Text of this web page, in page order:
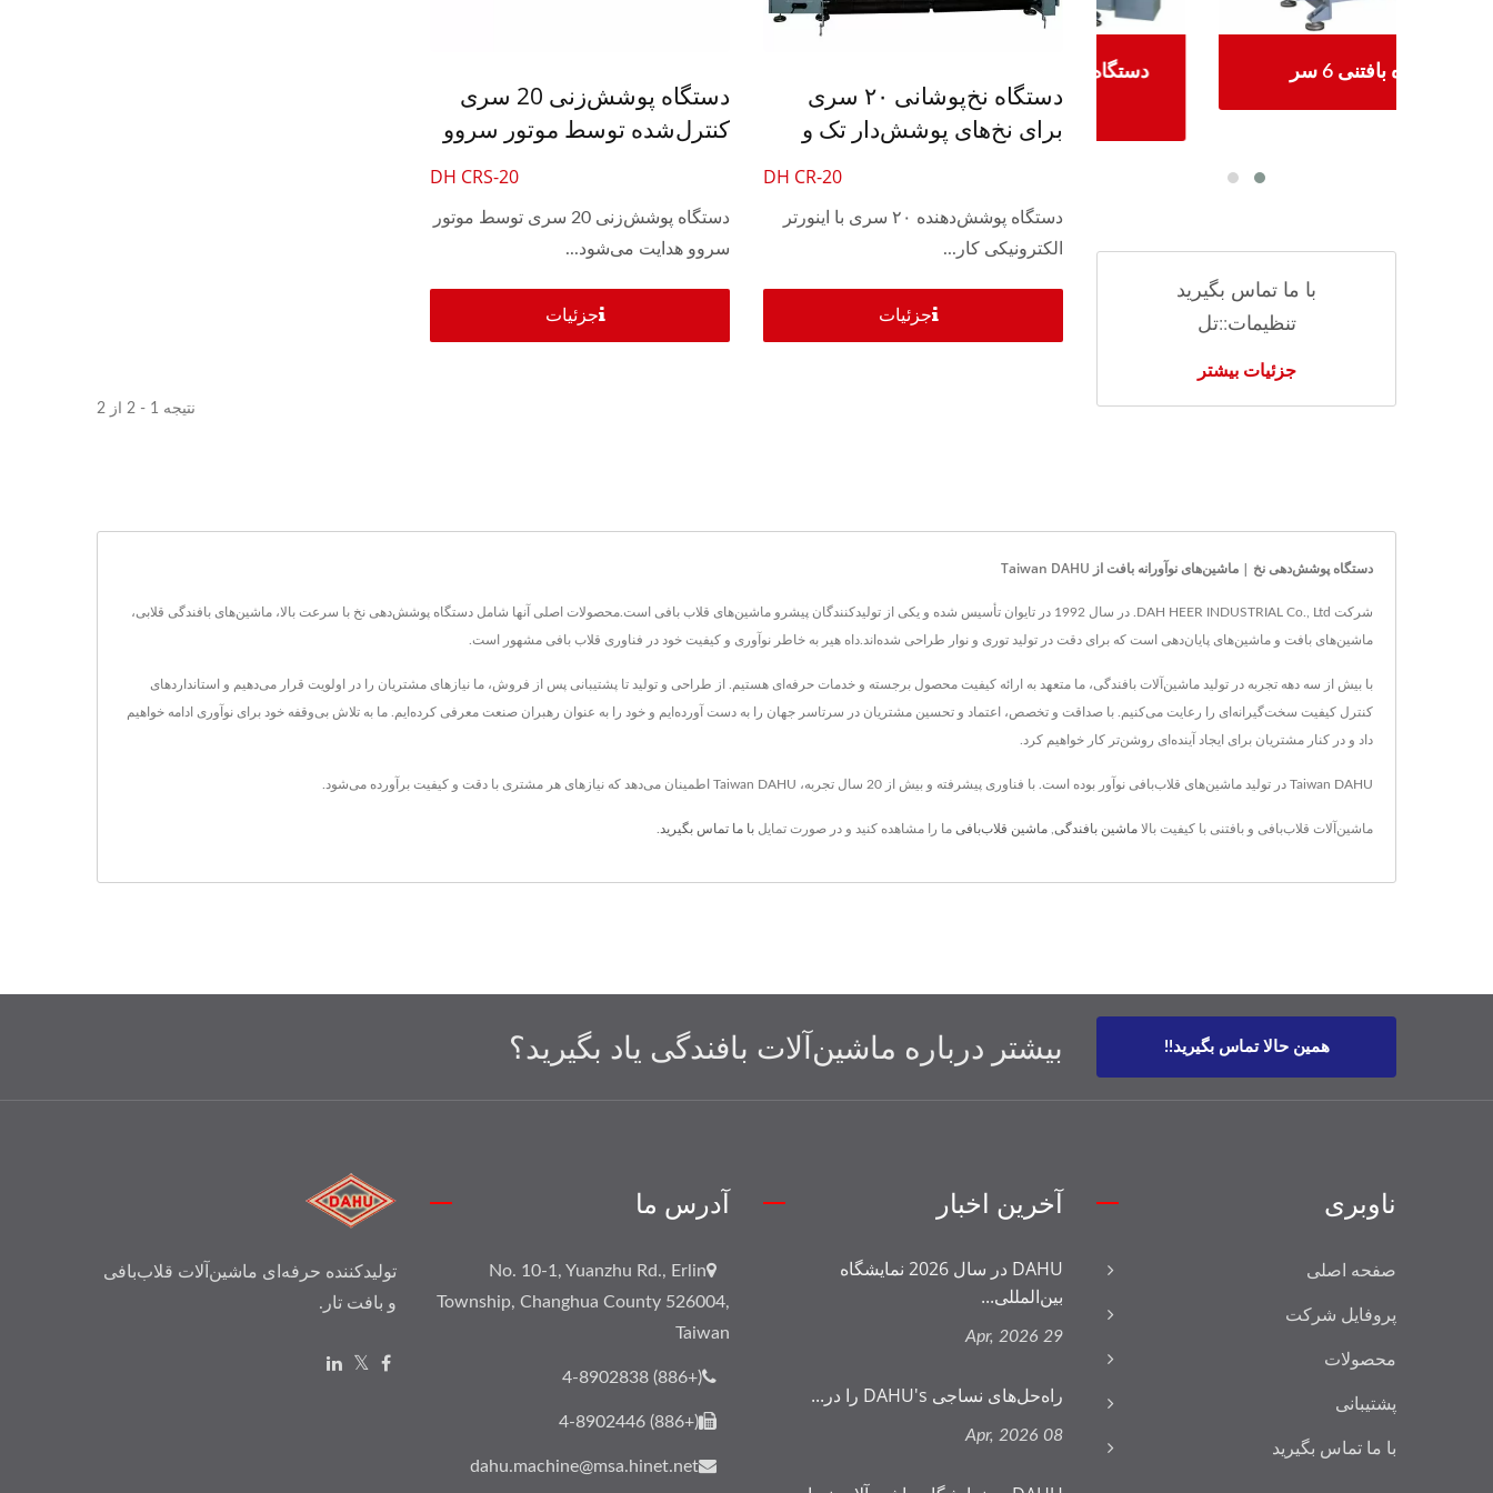
دستگاه نخ‌پوشانی ۲۰ سری
برای نخ‌های پوشش‌دار تک و
DH CR-20
دستگاه پوشش‌دهنده ۲۰ سری با اینورتر
الکترونیکی کار...
جزئیات
دستگاه پوشش‌زنی 20 سری
کنترل‌شده توسط موتور سروو
برای نخ پوشش‌دار تک و دوگانه
DH CRS-20
دستگاه پوشش‌زنی 20 سری توسط موتور
سروو هدایت می‌شود...
جزئیات
نتیجه 1 - 2 از 2
اینچی اتوماتیک
دستگاه بافتنی 6 سر
با ما تماس بگیرید
تنظیمات::تل
جزئیات بیشتر
دستگاه پوشش‌دهی نخ | ماشین‌های نوآورانه بافت از Taiwan DAHU
شرکت DAH HEER INDUSTRIAL Co., Ltd. در سال 1992 در تایوان تأسیس شده و یکی از تولیدکنندگان پیشرو ماشین‌های قلاب بافی است.محصولات اصلی آنها شامل دستگاه پوشش‌دهی نخ با سرعت بالا، ماشین‌های بافندگی قلابی،
ماشین‌های بافت و ماشین‌های پایان‌دهی است که برای دقت در تولید توری و نوار طراحی شده‌اند.داه هیر به خاطر نوآوری و کیفیت خود در فناوری قلاب بافی مشهور است.
با بیش از سه دهه تجربه در تولید ماشین‌آلات بافندگی، ما متعهد به ارائه کیفیت محصول برجسته و خدمات حرفه‌ای هستیم. از طراحی و تولید تا پشتیبانی پس از فروش، ما نیازهای مشتریان را در اولویت قرار می‌دهیم و استانداردهای
کنترل کیفیت سخت‌گیرانه‌ای را رعایت می‌کنیم. با صداقت و تخصص، اعتماد و تحسین مشتریان در سرتاسر جهان را به دست آورده‌ایم و خود را به عنوان رهبران صنعت معرفی کرده‌ایم. ما به تلاش بی‌وقفه خود برای نوآوری ادامه خواهیم
داد و در کنار مشتریان برای ایجاد آینده‌ای روشن‌تر کار خواهیم کرد.
Taiwan DAHU در تولید ماشین‌های قلاب‌بافی نوآور بوده است. با فناوری پیشرفته و بیش از 20 سال تجربه، Taiwan DAHU اطمینان می‌دهد که نیازهای هر مشتری با دقت و کیفیت برآورده می‌شود.
ماشین‌آلات قلاب‌بافی و بافتنی با کیفیت بالا ماشین بافندگی ماشین قلاب‌بافی ما را مشاهده کنید و در صورت تمایل با ما تماس بگیرید
بیشتر درباره ماشین‌آلات بافندگی یاد بگیرید؟ همین حالا تماس بگیرید!!
تولیدکننده حرفه‌ای ماشین‌آلات قلاب‌بافی
و بافت تار.
آدرس ما
No. 10-1, Yuanzhu Rd., Erlin
Township, Changhua County 526004,
Taiwan
(+886) 4-8902838
(+886) 4-8902446
dahu.machine@msa.hinet.net
آخرین اخبار
DAHU در سال 2026 نمایشگاه
بین‌المللی...
29 Apr, 2026
راه‌حل‌های نساجی DAHU's را در...
08 Apr, 2026
ناوبری
صفحه اصلی
پروفایل شرکت
محصولات
پشتیبانی
با ما تماس بگیرید